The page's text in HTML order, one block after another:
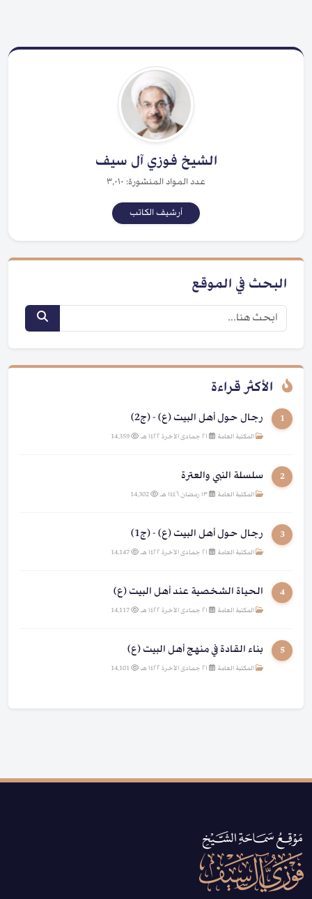
الشيخ فوزي آل سيف
عدد المواد المنشورة: ٣,٠١٠
أرشيف الكاتب
البحث في الموقع
الأكثر قراءة
1 رجال حول أهل البيت (ع) - (ج2)
المكتبة العامة |
2 سلسلة النبي والعترة
المكتبة العامة |
3 رجال حول أهل البيت (ع) - (ج1)
المكتبة العامة |
4 الحياة الشخصية عند أهل البيت (ع)
المكتبة العامة |
5 بناء القادة في منهج أهل البيت (ع)
المكتبة العامة |